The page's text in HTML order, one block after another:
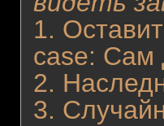
1.
case: Сам
2.
3.